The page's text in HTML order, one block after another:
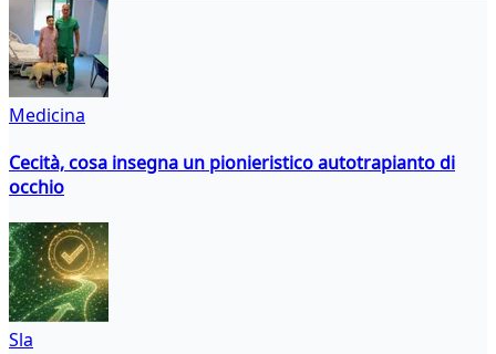
Medicina
Cecità, cosa insegna un pionieristico autotrapianto di
occhio
Sla